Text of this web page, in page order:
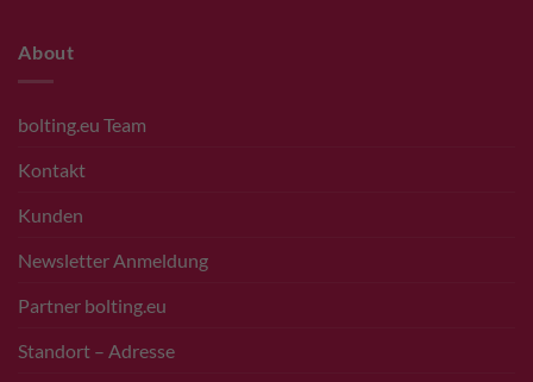
About
bolting.eu Team
Kontakt
Kunden
Newsletter Anmeldung
Partner bolting.eu
Standort – Adresse